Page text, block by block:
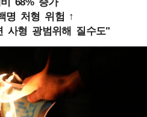
명 처형 위험 ↑
사형 광범위해 질수도"